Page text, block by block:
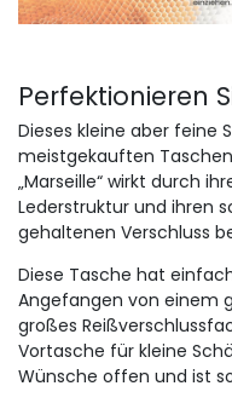
Perfektionieren
Dieses kleine aber feine
meistgekauften
„Marseille“ wirkt durch
Lederstruktur und ihren
gehaltenen Verschluss
Diese Tasche hat
Angefangen von einem
großes
Vortasche für kleine
Wünsche offen und ist